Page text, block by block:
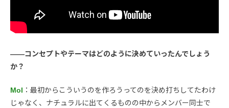
――コンセプトやテーマはどのように決めていったんでしょう
か？
Mol ：最初からこういうのを作ろうってのを決め打ちしてたわけ
じゃなく、ナチュラルに出てくるものの中からメンバー同士で